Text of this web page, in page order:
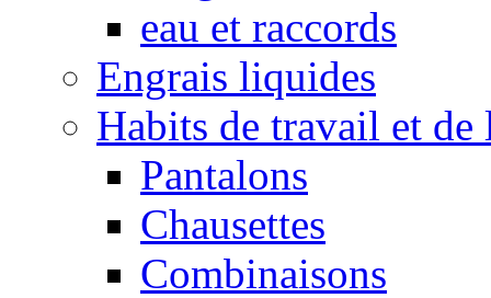
eau et raccords
Engrais liquides
Habits de travail et
Pantalons
Chausettes
Combinaisons